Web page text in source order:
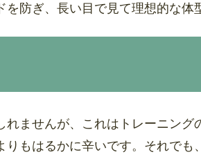
防ぎ、長い目で見て理想的な体
ませんが、これはトレーニング
りもはるかに辛いです。それで